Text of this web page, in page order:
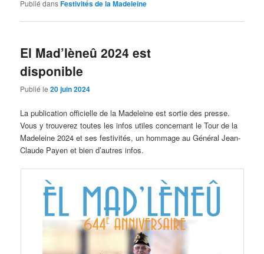
Publié dansFestivités de la Madeleine
El Mad’lèneû 2024 est
disponible
Publié le20 juin 2024
La publication officielle de la Madeleine est sortie des presse.
Vous y trouverez toutes les infos utiles concernant le Tour de la
Madeleine 2024 et ses festivités, un hommage au Général Jean-
Claude Payen et bien d’autres infos.